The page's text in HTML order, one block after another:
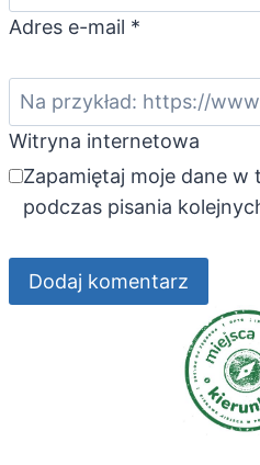
Adres e-mail *
Witryna internetowa
Zapamiętaj moje dane w
podczas pisania